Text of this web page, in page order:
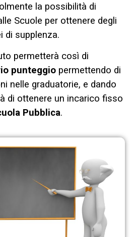
la possibilità di
Scuole per ottenere degli
di supplenza.
permetterà così di
punteggio permettendo di
nelle graduatorie, e dando
di ottenere un incarico fisso
Pubblica.